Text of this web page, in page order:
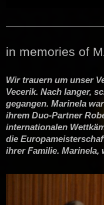
in memories of
Wir trauern um unser
Vecerik. Nach langer,
gegangen. Marinela
ihrem Duo-Partner
internationalen
die
ihrer Familie.